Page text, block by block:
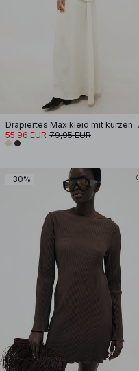
Drapiertes
55,96 EUR 79,95 EUR
-30%